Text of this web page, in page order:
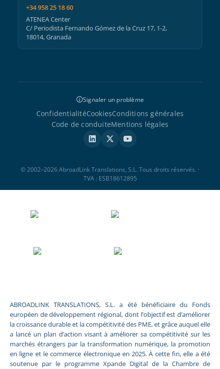
+34 958 25 18 60
ATENEA Center
C/ Periodista Fernando Gómez de la Cruz 17, 1-2,
18014, Granada
Signaler un problème
ConfidentialitéCookiesConditions générales
Code de conduiteMentions légales
© 2002–2026 AbroadLink Translations, S.L. Tous droits réservés. ·
TVA : ESB18612895
ABROADLINK TRANSLATIONS, S.L. a été bénéficiaire du Fonds
européen de développement régional, dont l’objectif est d’améliorer
la croissance durable et la compétitivité des PME, et grâce auquel elle
a lancé un plan d’action visant à améliorer sa compétitivité sur les
marchés étrangers par la transformation numérique, la promotion
en ligne et le commerce électronique en 2025. À cette fin, elle a été
soutenue par le programme Xpande Digital de la Chambre de